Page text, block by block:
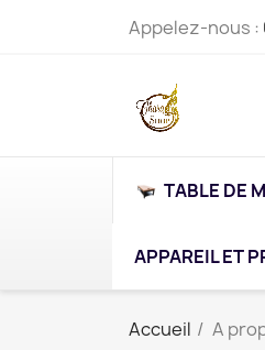
Appelez-nous :
TABLE DE
APPAREIL ET
Accueil A